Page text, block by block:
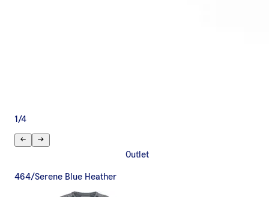
1 /4
Outlet
464/Serene Blue Heather